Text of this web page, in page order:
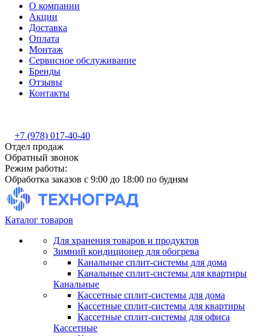
О компании
Акции
Доставка
Оплата
Монтаж
Сервисное обслуживание
Бренды
Отзывы
Контакты
+7 (978) 017-40-40
Отдел продаж
Обратный звонок
Режим работы:
Обработка заказов с 9:00 до 18:00 по будням
Каталог товаров
Для хранения товаров и продуктов
Зимний кондиционер для обогрева
Канальные сплит-системы для дома
Канальные сплит-системы для квартиры
Канальные
Кассетные сплит-системы для дома
Кассетные сплит-системы для квартиры
Кассетные сплит-системы для офиса
Кассетные